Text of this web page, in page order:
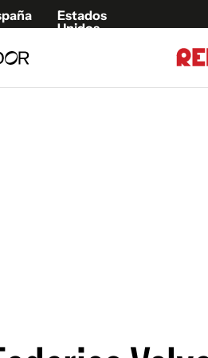
Estados
Unidos